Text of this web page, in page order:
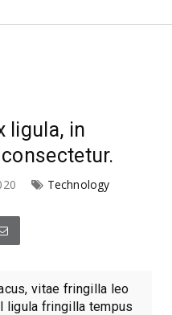
ligula, in
Technology
vitae fringilla leo
ligula fringilla tempus